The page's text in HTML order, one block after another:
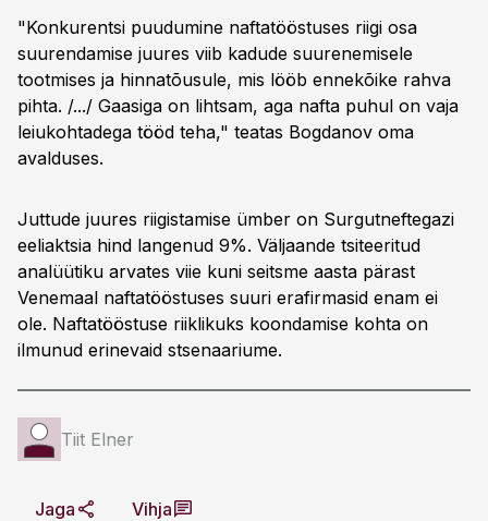
"Konkurentsi puudumine naftatööstuses riigi osa
suurendamise juures viib kadude suurenemisele
tootmises ja hinnatõusule, mis lööb ennekõike rahva
pihta. /.../ Gaasiga on lihtsam, aga nafta puhul on vaja
leiukohtadega tööd teha," teatas Bogdanov oma
avalduses.
Juttude juures riigistamise ümber on Surgutneftegazi
eeliaktsia hind langenud 9%. Väljaande tsiteeritud
analüütiku arvates viie kuni seitsme aasta pärast
Venemaal naftatööstuses suuri erafirmasid enam ei
ole. Naftatööstuse riiklikuks koondamise kohta on
ilmunud erinevaid stsenaariume.
Tiit Elner
Jaga Vihja